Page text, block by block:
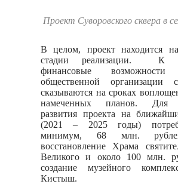
Проект Суворовского сквера в
В целом, проект находится
стадии реализации. К
финансовые возможности
общественной организации
сказываются на сроках
намеченных планов. Для
развития проекта на
(2021 – 2025 годы)
минимум, 68 млн.
восстановление Храма
Великого и около 100 млн.
создание музейного
Кистыш.